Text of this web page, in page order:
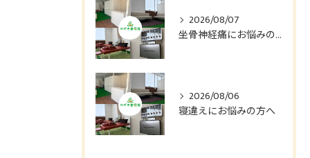
2026/08/07
坐骨神経痛にお悩みの方へ
2026/08/06
寝違えにお悩みの方へ